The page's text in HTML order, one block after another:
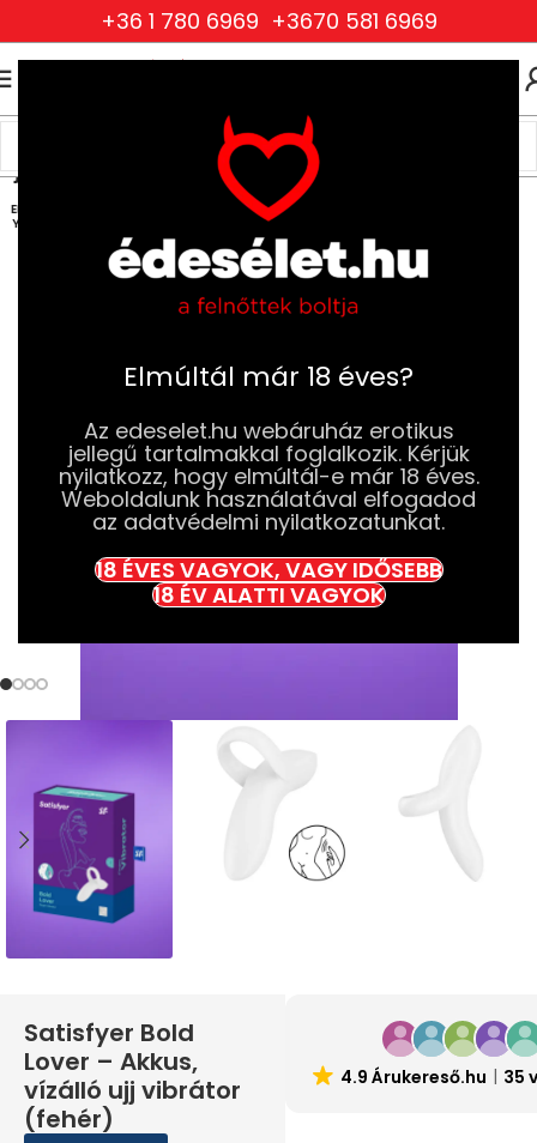
Elmúltál már 18 éves?
Az edeselet.hu webáruház erotikus
jellegű tartalmakkal foglalkozik. Kérjük
nyilatkozz, hogy elmúltál-e már 18 éves.
Weboldalunk használatával elfogadod
az adatvédelmi nyilatkozatunkat.
18 ÉVES VAGYOK, VAGY IDŐSEBB
18 ÉV ALATTI VAGYOK
+36 1 780 6969 +3670 581 6969
Szexjátékok Vibrátorok
Ujj és Nyelv Vibrátorok
ELFOG
YOTT
Satisfyer Bold
Lover – Akkus,
vízálló ujj vibrátor
(fehér)
4.9 Árukereső.hu 35